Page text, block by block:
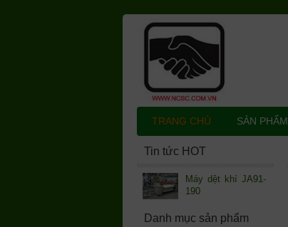
Tin tức HOT
Máy dệt khí JA91-
190
Danh mục sản phẩm
TRANG CHỦ SẢN PHẨM